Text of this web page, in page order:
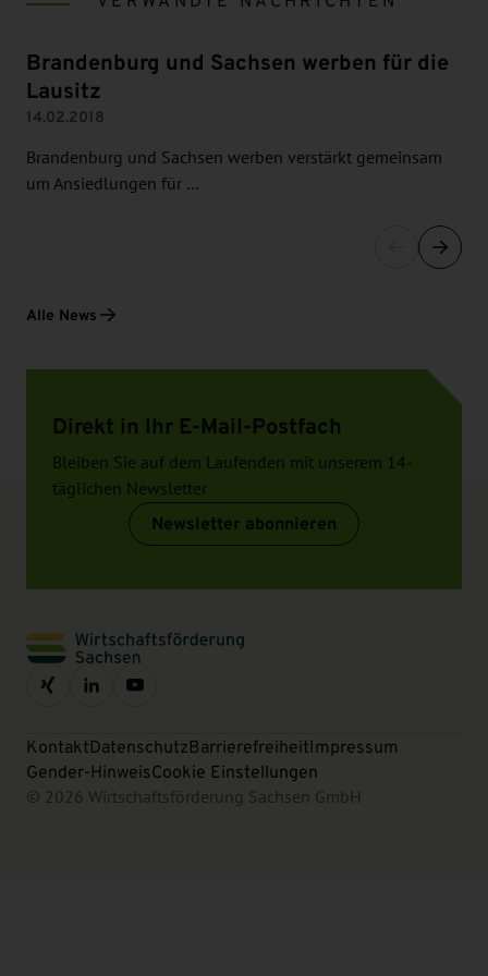
Brandenburg und Sachsen werben für die
Lausitz
14.02.2018
Brandenburg und Sachsen werben verstärkt gemeinsam
um Ansiedlungen für …
Alle News
Direkt in Ihr E-Mail-Postfach
Bleiben Sie auf dem Laufenden mit unserem 14-
täglichen Newsletter
Newsletter abonnieren
KontaktDatenschutzBarrierefreiheitImpressum
Gender-HinweisCookie Einstellungen
© 2026 Wirtschaftsförderung Sachsen GmbH